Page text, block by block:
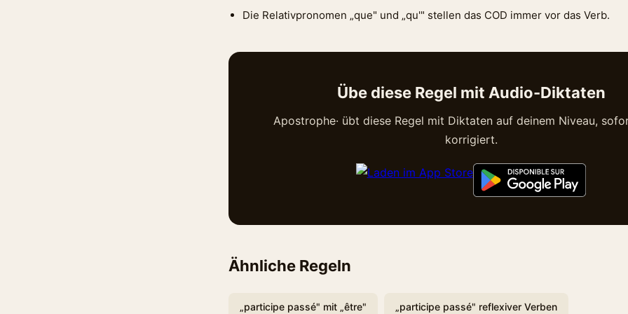
Die Relativpronomen „que" und „qu'" stellen das COD immer vor das Verb.
Übe diese Regel mit Audio-Diktaten
Apostrophe· übt diese Regel mit Diktaten auf deinem Niveau,
korrigiert.
Ähnliche Regeln
„participe passé" mit „être" „participe passé" reflexiver Verben